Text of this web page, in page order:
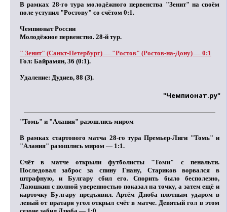
В рамках 28-го тура молодёжного первенства "Зенит" на своём
поле уступил "Ростову" со счётом 0:1.
Чемпионат России
Молодёжное первенство. 28-й тур.
" Зенит" (Санкт-Петербург) — "Ростов" (Ростов-на-Дону) — 0:1
Гол: Байрамян, 36 (0:1).
Удаление: Дудиев, 88 (З).
"Чемпионат.ру"
"Томь" и "Алания" разошлись миром
В рамках стартового матча 28-го тура Премьер-Лиги "Томь" и
"Алания" разошлись миром — 1:1.
Счёт в матче открыли футболисты "Томи" с пенальти.
Последовал заброс за спину Гнану, Стариков ворвался в
штрафную, и Булгару сбил его. Спорить было бесполезно,
Лаюшкин с полной уверенностью показал на точку, а затем ещё и
карточку Булгару предъявил. Артём Дзюба плотным ударом в
левый от вратаря угол открыл счёт в матче. Девятый гол в этом